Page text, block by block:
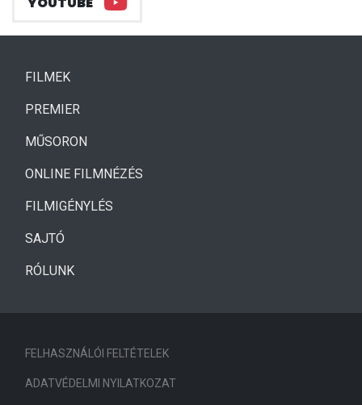
FILMEK(CURRENT)
PREMIER
MŰSORON
ONLINE FILMNÉZÉS
FILMIGÉNYLÉS
SAJTÓ
RÓLUNK
FELHASZNÁLÓI FELTÉTELEK
ADATVÉDELMI NYILATKOZAT